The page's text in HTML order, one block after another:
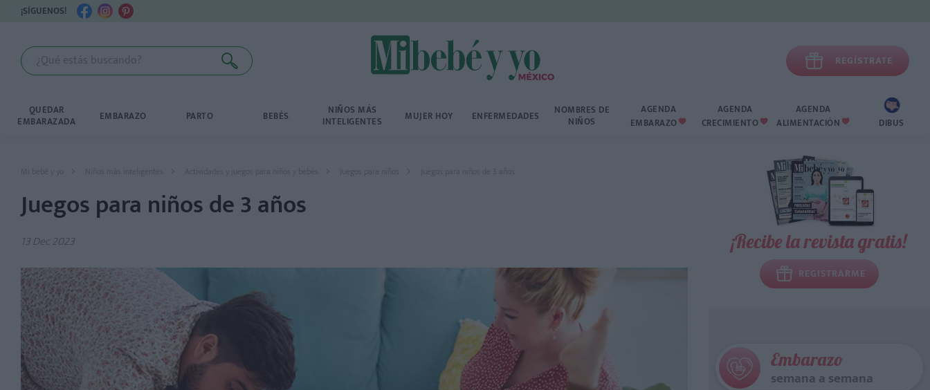
¡SÍGUENOS!
 REGÍSTRATE
QUEDAR
EMBARAZADA EMBARAZO PARTO BEBÉS NIÑOS MÁS
INTELIGENTES MUJER HOY ENFERMEDADES NOMBRES DE
NIÑOS
AGENDA
EMBARAZO 
AGENDA
CRECIMIENTO 
AGENDA
ALIMENTACIÓN  DIBUS
Mi bebé y yo Niños más inteligentes Actividades y juegos para niños y bebés
Juegos para niños de 3 años
13 Dec 2023 ¡Recibe la revista gratis!
REGISTRARME
Embarazo
semana a semana